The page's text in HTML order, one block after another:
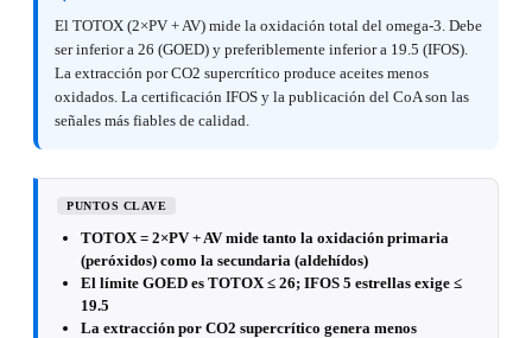
El TOTOX (2×PV + AV) mide la oxidación total del omega-3. Debe
ser inferior a 26 (GOED) y preferiblemente inferior a 19.5 (IFOS).
La extracción por CO2 supercrítico produce aceites menos
oxidados. La certificación IFOS y la publicación del CoA son las
señales más fiables de calidad.
PUNTOS CLAVE
TOTOX = 2×PV + AV mide tanto la oxidación primaria
(peróxidos) como la secundaria (aldehídos)
El límite GOED es TOTOX ≤ 26; IFOS 5 estrellas exige ≤
19.5
La extracción por CO2 supercrítico genera menos